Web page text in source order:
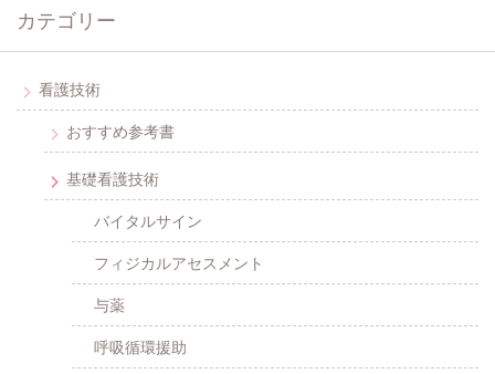
カテゴリー
看護技術
おすすめ参考書
基礎看護技術
バイタルサイン
フィジカルアセスメント
与薬
呼吸循環援助